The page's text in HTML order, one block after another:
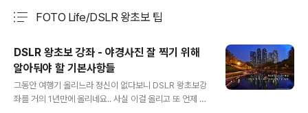
FOTO Life/DSLR 왕초보 팁
DSLR 왕초보 강좌 - 야경사진 잘 찍기 위해
알아둬야 할 기본사항들
그동안 여행기 올리느라 정신이 없다보니 DSLR 왕초보강
좌를 거의 1년만에 올리네요.. 사실 이걸 올리고 또 언제 올